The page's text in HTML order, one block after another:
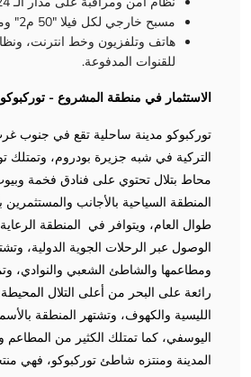
مسبح خارجي لكل فيلا "50 م2" ومطبخ خارجي.
هاتف وتلفزيون وخط انترنت،
للقنوات المدفوعة.
الاستثمار في منطقة المشروع -
توركبوكو مدينة ساحلية تقع في جنوب
التركية في شبه جزيرة بودروم، وتمتلك
محاط بتلال تحتوي على فنادق فخمة
المنطقة السياحية بالأجانب
طوال العام، ويتوافر في المنطقة
الوصول عبر الرحلات الجوية الدولية،
ومطاعمها والشاطئ الشعبي والنوادي،
رائعة على البحر من أعلى التلال المحيطة
الليسية والكهوف، وتشتهر المنطقة
اليوسفي، كما تمتلك الكثير من
المدينة ومنتزه شاطئ توركبوكو، فهي